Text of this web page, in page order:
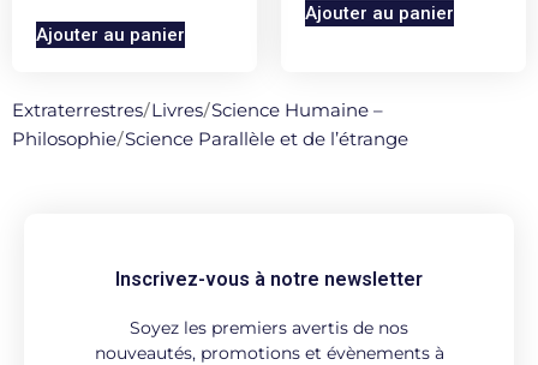
Ajouter au panier
Ajouter au panier
Extraterrestres/Livres/Science Humaine –
Philosophie/Science Parallèle et de l’étrange
Inscrivez-vous à notre newsletter
Soyez les premiers avertis de nos
nouveautés, promotions et évènements à